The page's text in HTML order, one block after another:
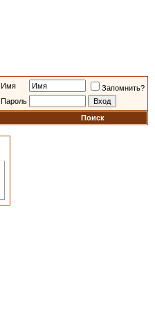
Имя
Запомнить?
Пароль
Поиск